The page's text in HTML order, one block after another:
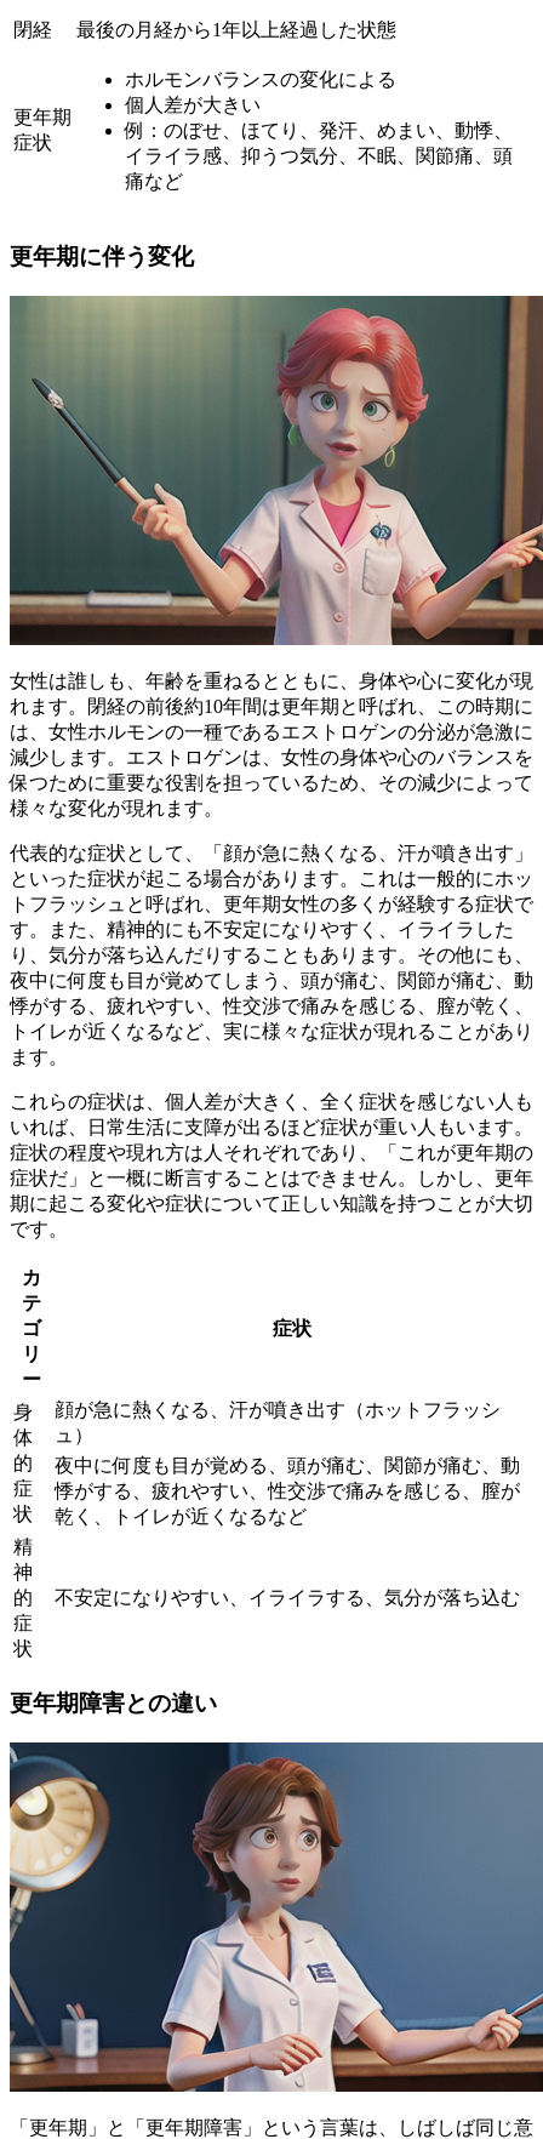
閉経 最後の月経から1年以上経過した状態
更年期
症状
ホルモンバランスの変化による
個人差が大きい
例：のぼせ、ほてり、発汗、めまい、動悸、
イライラ感、抑うつ気分、不眠、関節痛、頭
痛など
更年期に伴う変化
女性は誰しも、年齢を重ねるとともに、身体や心に変化が現
れます。閉経の前後約10年間は更年期と呼ばれ、この時期に
は、女性ホルモンの一種であるエストロゲンの分泌が急激に
減少します。エストロゲンは、女性の身体や心のバランスを
保つために重要な役割を担っているため、その減少によって
様々な変化が現れます。
代表的な症状として、「 顔が急に熱くなる、汗が噴き出す 」
といった症状が起こる場合があります。これは一般的にホッ
トフラッシュと呼ばれ、更年期女性の多くが経験する症状で
す。また、 精神的にも不安定になりやすく、イライラした
り、気分が落ち込んだり することもあります。その他にも、
夜中に何度も目が覚めてしまう、頭が痛む、関節が痛む、動
悸がする、疲れやすい、性交渉で痛みを感じる、膣が乾く、
トイレが近くなるなど、実に様々な症状が現れることがあり
ます。
これらの症状は、個人差が大きく、全く症状を感じない人も
いれば、日常生活に支障が出るほど症状が重い人もいます。
症状の程度や現れ方は人それぞれであり、「これが更年期の
症状だ」と一概に断言することはできません。しかし、更年
期に起こる変化や症状について正しい知識を持つことが大切
です。
カ
テ
ゴ
リ
ー
症状
身
体
的
症
状
顔が急に熱くなる、汗が噴き出す（ホットフラッシ
ュ）
夜中に何度も目が覚める、頭が痛む、関節が痛む、動
悸がする、疲れやすい、性交渉で痛みを感じる、膣が
乾く、トイレが近くなるなど
精
神
的
症
状
不安定になりやすい、イライラする、気分が落ち込む
更年期障害との違い
「更年期」と「更年期障害」という言葉は、しばしば同じ意